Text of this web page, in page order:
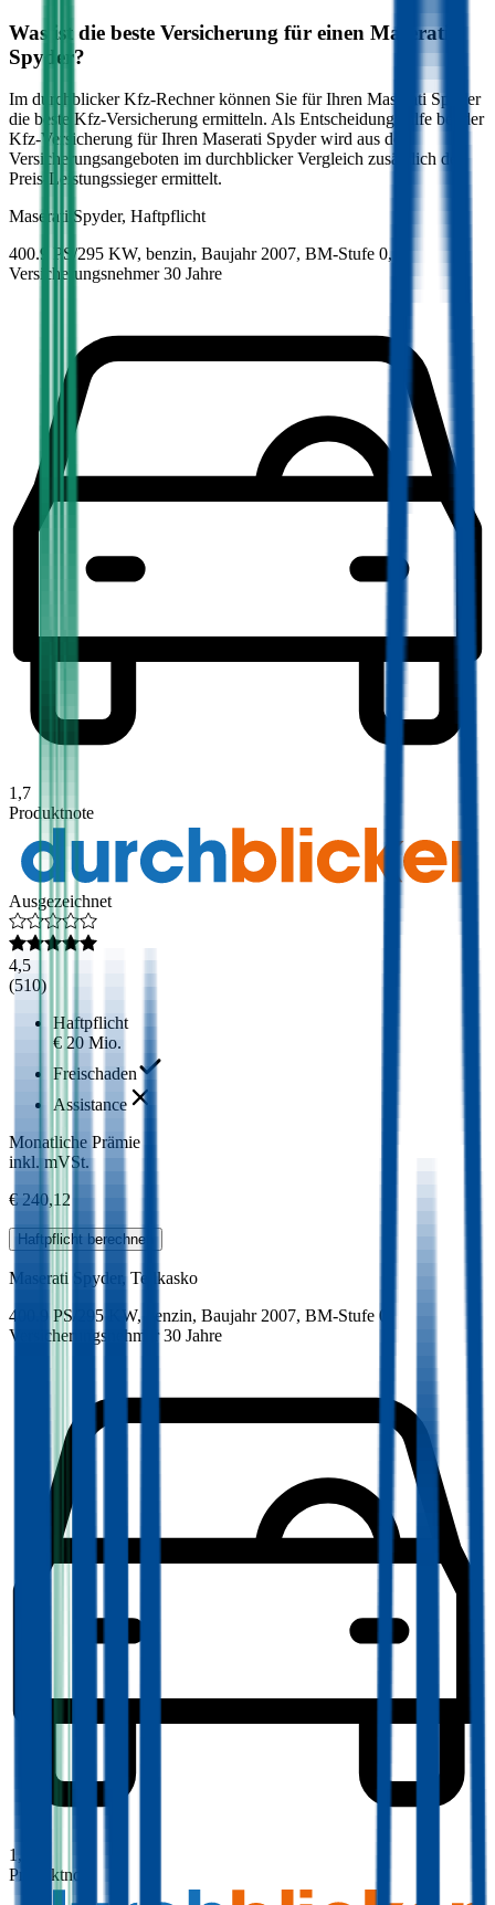
Was ist die beste Versicherung für einen Maserati
Spyder?
Im durchblicker Kfz-Rechner können Sie für Ihren Maserati Spyder
die beste Kfz-Versicherung ermitteln. Als Entscheidungshilfe bei der
Kfz-Versicherung für Ihren Maserati Spyderwird aus den
Versicherungsangeboten im durchblicker Vergleich zusätzlich der
Preis-Leistungssieger ermittelt.
Maserati Spyder, Haftpflicht
400.9 PS/295 KW, benzin, Baujahr 2007, BM-Stufe 0,
Versicherungsnehmer 30 Jahre
1,7
Produktnote
Ausgezeichnet
4,5
(510)
Haftpflicht
€ 20 Mio.
Freischaden
Assistance
Monatliche Prämie
inkl. mVSt.
€ 240,12
Haftpflicht berechnen
Maserati Spyder, Teilkasko
400.9 PS/295 KW, benzin, Baujahr 2007, BM-Stufe 0
Versicherungsnehmer 30 Jahre
1,8
Produktnote